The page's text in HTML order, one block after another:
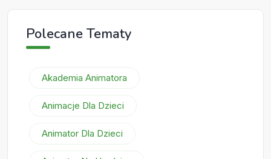
Polecane Tematy
Akademia Animatora
Animacje Dla Dzieci
Animator Dla Dzieci